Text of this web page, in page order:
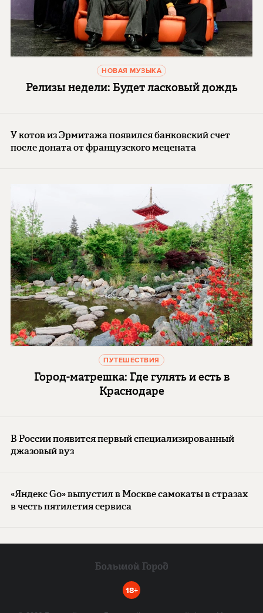
НОВАЯ МУЗЫКА
Релизы недели: Будет ласковый дождь
У котов из Эрмитажа появился банковский счет
после доната от французского мецената
ПУТЕШЕСТВИЯ
Город-матрешка: Где гулять и есть в
Краснодаре
В России появится первый специализированный
джазовый вуз
«Яндекс Go» выпустил в Москве самокаты в стразах
в честь пятилетия сервиса
18+